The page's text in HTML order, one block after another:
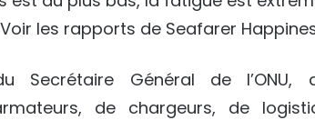
les rapports de Seafarer
Secrétaire Général de l’ONU,
de chargeurs, de